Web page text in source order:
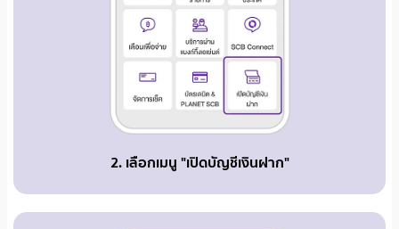
2. เลือกเมนู "เปิดบัญชีเงินฝาก"